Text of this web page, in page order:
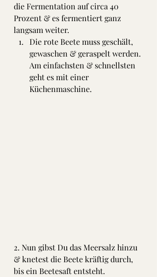
die Fermentation auf circa 40
Prozent & es fermentiert ganz
langsam weiter.
Die rote Beete muss geschält,
gewaschen & geraspelt werden.
Am einfachsten & schnellsten
geht es mit einer
Küchenmaschine.
2. Nun gibst Du das Meersalz hinzu
& knetest die Beete kräftig durch,
bis ein Beetesaft entsteht.